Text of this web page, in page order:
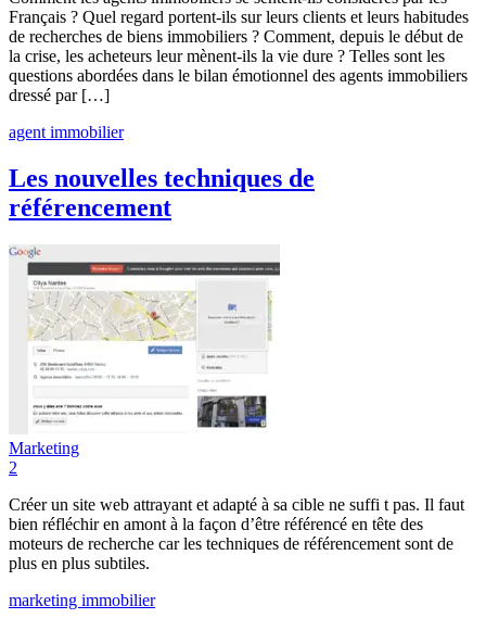
Français ? Quel regard portent-ils sur leurs clients et leurs habitudes
de recherches de biens immobiliers ? Comment, depuis le début de
la crise, les acheteurs leur mènent-ils la vie dure ? Telles sont les
questions abordées dans le bilan émotionnel des agents immobiliers
dressé par […]
agent immobilier
Les nouvelles techniques de
référencement
Marketing
2
Créer un site web attrayant et adapté à sa cible ne suffi t pas. Il faut
bien réfléchir en amont à la façon d’être référencé en tête des
moteurs de recherche car les techniques de référencement sont de
plus en plus subtiles.
marketing immobilier